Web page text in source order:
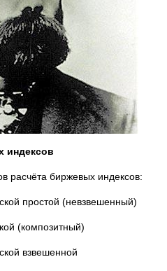
индексов
расчёта биржевых индексов:
простой (невзвешенный)
(композитный)
взвешенной